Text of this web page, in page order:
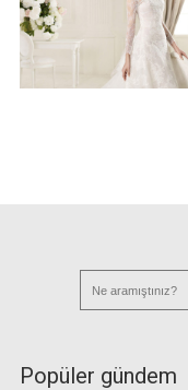
Popüler gündem